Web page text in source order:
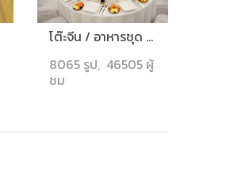
โต๊ะจีน / อาหารชุด (Table for 10)
8065 รูป, 46505 ผู้
ชม